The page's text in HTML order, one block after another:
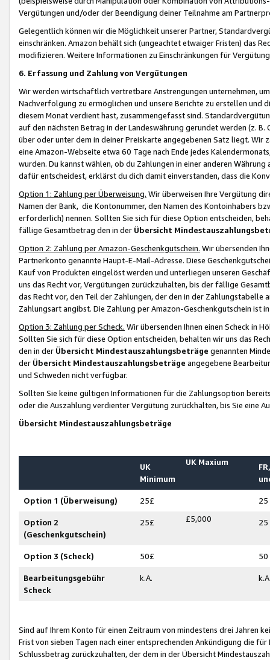
Vergütungen und/oder der Beendigung deiner Teilnahme am
Gelegentlich können wir die Möglichkeit unserer Partner,
einschränken. Amazon behält sich (ungeachtet etwaiger Fristen) das
modifizieren. Weitere Informationen zu Einschränkungen für
6. Erfassung und Zahlung von Vergütungen
Wir werden wirtschaftlich vertretbare Anstrengungen unternehmen,
Nachverfolgung zu ermöglichen und unsere Berichte zu erstellen und
diesem Monat verdient hast, zusammengefasst sind.
auf den nächsten Betrag in der Landeswährung gerundet werden (z.
über oder unter dem in deiner Preiskarte angegebenen Satz liegt.
eine Amazon-Webseite etwa 60 Tage nach Ende jedes
wurden. Du kannst wählen, ob du Zahlungen in einer anderen
dafür entscheidest, erklärst du dich damit einverstanden, dass die
Option 1: Zahlung per Überweisung. Wir überweisen Ihre Vergütung
Namen der Bank, die Kontonummer, den Namen des Kontoinhabers
erforderlich) nennen. Sollten Sie sich für diese Option entscheiden,
fällige Gesamtbetrag den in der Übersicht
Option 2: Zahlung per Amazon-Geschenkgutschein. Wir übersenden
Partnerkonto genannte Haupt-E-Mail-Adresse. Diese
Kauf von Produkten eingelöst werden und unterliegen unseren
uns das Recht vor, Vergütungen zurückzuhalten, bis der fällige
das Recht vor, den Teil der Zahlungen, der den in der
Zahlungsart angibst. Die Zahlung per Amazon-Geschenkgutschein ist
Option 3: Zahlung per Scheck. Wir übersenden Ihnen einen Scheck in
Sollten Sie sich für diese Option entscheiden, behalten wir uns das
den in der Übersicht Mindestauszahlungsbeträge genannten
der Übersicht Mindestauszahlungsbeträge angegebene
und Schweden nicht verfügbar.
Sollten Sie keine gültigen Informationen für die Zahlungsoption
oder die Auszahlung verdienter Vergütung zurückhalten, bis Sie
Übersicht Mindestauszahlungsbeträge
UK
Minimum
UK Maxium
Option 1 (Überweisung) 25£ 25
Option 2
(Geschenkgutschein)
25£ £5,000 25
Option 3 (Scheck) 50£ 50
Bearbeitungsgebühr
Scheck
k.A.
Sind auf Ihrem Konto für einen Zeitraum von mindestens drei Jahren
Frist von sieben Tagen nach einer entsprechenden Ankündigung die
Schlussbetrag zurückzuhalten, der dem in der Übersicht